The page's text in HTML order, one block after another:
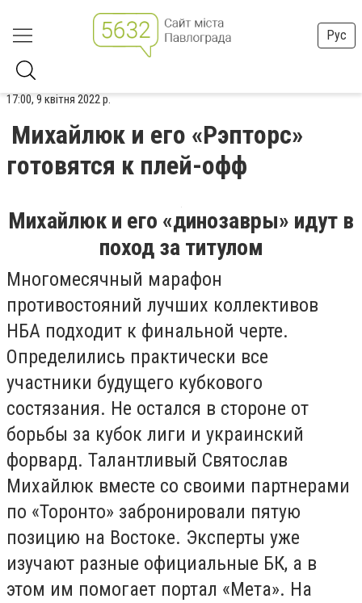
Рус
17:00, 9 квітня 2022 р.
Михайлюк и его «Рэпторс»
готовятся к плей-офф
Михайлюк и его «динозавры» идут в
поход за титулом
Многомесячный марафон
противостояний лучших коллективов
НБА подходит к финальной черте.
Определились практически все
участники будущего кубкового
состязания. Не остался в стороне от
борьбы за кубок лиги и украинский
форвард. Талантливый Святослав
Михайлюк вместе со своими партнерами
по «Торонто» забронировали пятую
позицию на Востоке. Эксперты уже
изучают разные официальные БК, а в
этом им помогает портал «Мета». На